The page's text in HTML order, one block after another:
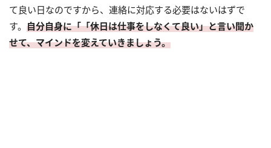
て良い日なのですから、連絡に対応する必要はないはずで
す。 自分自身に「「休日は仕事をしなくて良い」と言い聞か
せて、マインドを変えていきましょう。